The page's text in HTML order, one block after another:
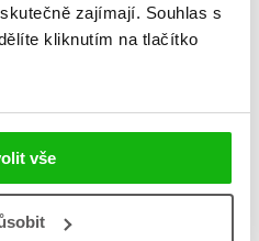
zajímají. Souhlas s
kliknutím na tlačítko
vše